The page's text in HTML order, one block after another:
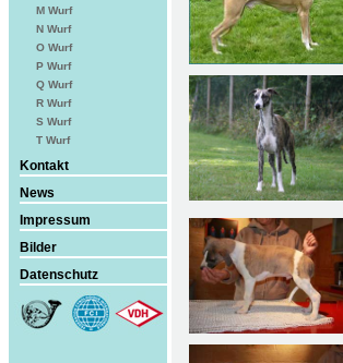
M Wurf
N Wurf
O Wurf
P Wurf
Q Wurf
R Wurf
S Wurf
T Wurf
Kontakt
News
Impressum
Bilder
Datenschutz